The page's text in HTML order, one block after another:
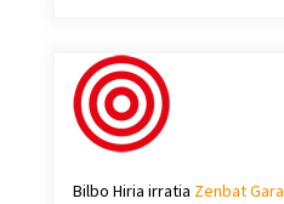
Bilbo Hiria irratia Zenbat Gara